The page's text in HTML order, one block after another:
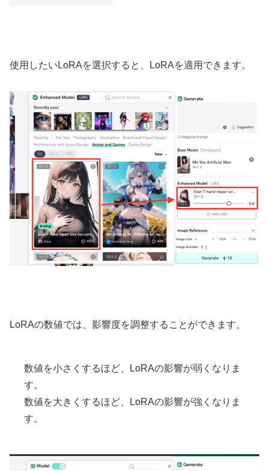
使用したいLoRAを選択すると、LoRAを適用できます。
LoRAの数値では、影響度を調整することができます。
数値を小さくするほど、LoRAの影響が弱くなりま
す。
数値を大きくするほど、LoRAの影響が強くなりま
す。